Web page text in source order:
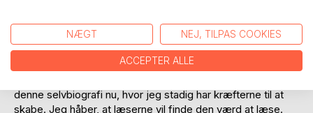
Mange ting kunne være gået bedre, men der er også
mange ting, som kunne være gået en hel del værre. Det at
jeg overhovedet har nået den alder som jeg har er vel en
succes i sig selv. Og jeg håber at kunne fortsætte i lang tid
denne selvbiografi nu, hvor jeg stadig har kræfterne til at
skabe. Jeg håber, at læserne vil finde den værd at læse.
NÆGT NEJ, TILPAS COOKIES
ACCEPTER ALLE